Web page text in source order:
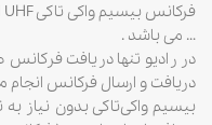
… می باشد .
در رادیو تنها دریافت
دریافت و ارسال فرکانس انجام
بیسیم واکی‌تاکی بدون نیاز